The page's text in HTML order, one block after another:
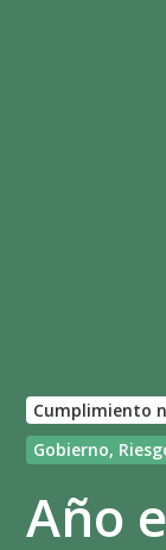
Cumplimiento
Gobierno,
Año